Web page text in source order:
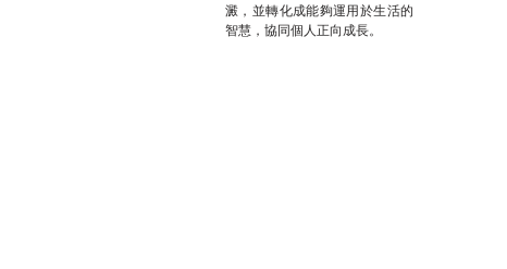
澱，並轉化成能夠運用於生活的
智慧，協同個人正向成長。